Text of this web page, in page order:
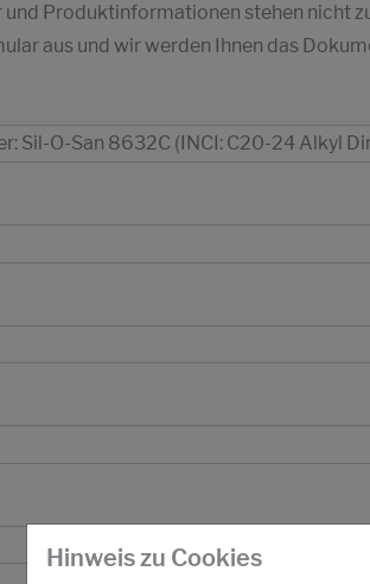
Produktinformationen stehen nicht
aus und wir werden Ihnen das
Hinweis zu Cookies